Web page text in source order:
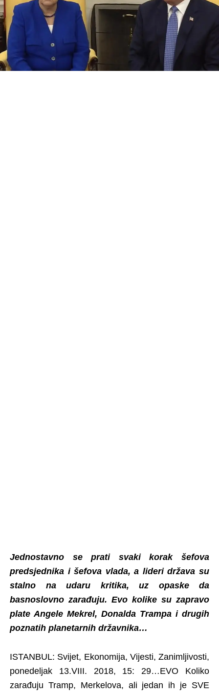
Jednostavno se prati svaki korak šefova
predsjednika i šefova vlada, a lideri država su
stalno na udaru kritika, uz opaske da
basnoslovno zarađuju. Evo kolike su zapravo
plate Angele Mekrel, Donalda Trampa i drugih
poznatih planetarnih državnika…
ISTANBUL: Svijet, Ekonomija, Vijesti, Zanimljivosti,
ponedeljak 13.VIII. 2018, 15: 29…EVO Koliko
zarađuju Tramp, Merkelova, ali jedan ih je SVE